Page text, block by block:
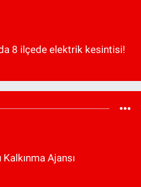
8 ilçede elektrik kesintisi!
Ajansı